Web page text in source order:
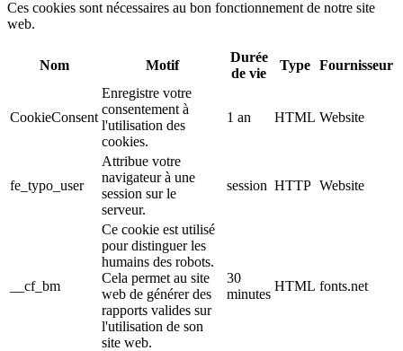
Ces cookies sont nécessaires au bon fonctionnement de notre site
web.
Nom Motif
Durée
de vie
Type Fournisseur
CookieConsent
Enregistre votre
consentement à
l'utilisation des
cookies.
1 an HTML Website
fe_typo_user
Attribue votre
navigateur à une
session sur le
serveur.
session HTTP Website
__cf_bm
Ce cookie est utilisé
pour distinguer les
humains des robots.
Cela permet au site
web de générer des
rapports valides sur
l'utilisation de son
site web.
30
minutes
HTML fonts.net